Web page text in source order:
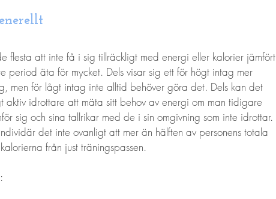
flesta att inte få i sig tillräckligt med energi eller kalorier jämfört
period äta för mycket. Dels visar sig ett för högt intag mer
men för lågt intag inte alltid behöver göra det. Dels kan det
aktiv idrottare att mäta sitt behov av energi om man tidigare
sig och sina tallrikar med de i sin omgivning som inte idrottar.
det inte ovanligt att mer än hälften av personens totala
från just träningspassen.